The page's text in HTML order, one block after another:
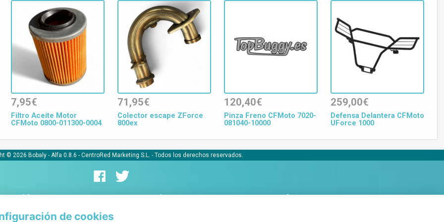
7,95€
Filtro Aceite Motor
CFMoto 0800-011300-0004
71,95€
Colector escape ZForce
800ex
120,40€
Pinza Freno CFMoto 7020-
081040-10000
259,00€
Defensa Delantera CFMoto
UForce 1000
© 2026 Bobaly - Alfa 0.8.6 - CentroRed Marketing S.L. - Todos los derechos reservados.
y aviso legal
Comerciantes Conócenos
de cookies